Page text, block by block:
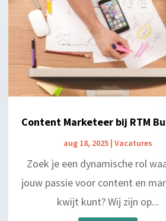
Content Marketeer bij RTM
aug 18, 2025| Vacatures
Zoek je een dynamische rol
jouw passie voor content en
kwijt kunt? Wij zijn op...